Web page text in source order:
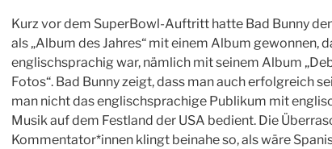
Kurz vor dem SuperBowl-Auftritt hatte Bad Bunny
als „Album des Jahres“ mit einem Album gewonnen,
englischsprachig war, nämlich mit seinem Album
Fotos“. Bad Bunny zeigt, dass man auch erfolgreich
man nicht das englischsprachige Publikum mit
Musik auf dem Festland der USA bedient. Die
Kommentator*innen klingt beinahe so, als wäre